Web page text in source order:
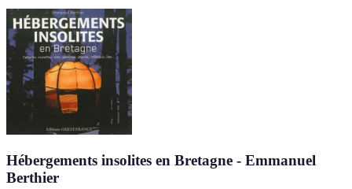
Hébergements insolites en Bretagne - Emmanuel
Berthier